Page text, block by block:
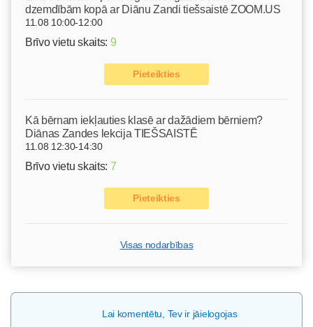
dzemdībām kopā ar Diānu Zandi tiešsaistē ZOOM.US
11.08 10:00-12:00
Brīvo vietu skaits: 9
Pieteikties
Kā bērnam iekļauties klasē ar dažādiem bērniem?
Diānas Zandes lekcija TIEŠSAISTĒ
11.08 12:30-14:30
Brīvo vietu skaits: 7
Pieteikties
Visas nodarbības
Lai komentētu, Tev ir jāielogojas